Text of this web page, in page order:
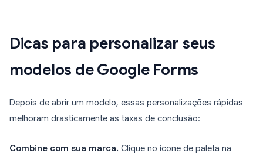
Dicas para personalizar seus
modelos de Google Forms
Depois de abrir um modelo, essas personalizações rápidas
melhoram drasticamente as taxas de conclusão:
Combine com sua marca. Clique no ícone de paleta na